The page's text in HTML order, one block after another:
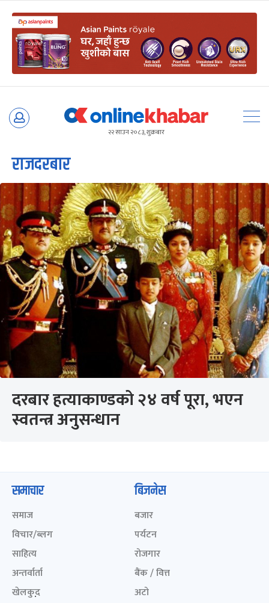
Skip
२२ साउन २०८३, शुक्रबार
राजदरबार
दरबार हत्याकाण्डको २४ वर्ष पूरा, भएन
स्वतन्त्र अनुसन्धान
समाचार
समाज
विचार/ब्लग
साहित्य
अन्तर्वार्ता
खेलकुद़़
बिजनेस
बजार
पर्यटन
रोजगार
बैंक / वित्त
अटो